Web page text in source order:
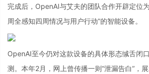
完成后，OpenAI与艾夫的团队合作开辟定位
周全感知四周情况与用户行动”的智能设备。
OpenAI至今仍对这款设备的具体形态缄舌闭
测。本年2月，网上曾传播一则“泄漏告白”，